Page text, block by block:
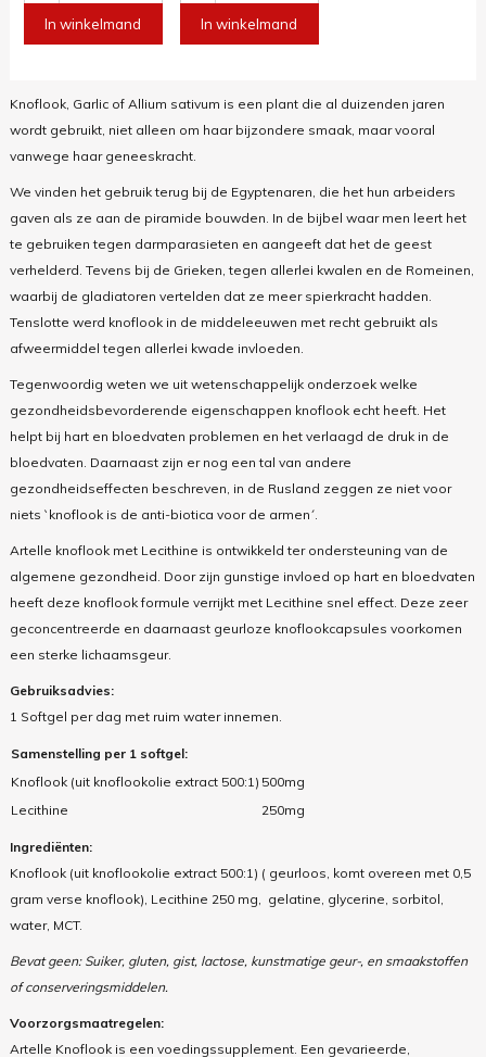
In winkelmand In winkelmand
Knoflook, Garlic of Allium sativum is een plant die al duizenden jaren
wordt gebruikt, niet alleen om haar bijzondere smaak, maar vooral
vanwege haar geneeskracht.
We vinden het gebruik terug bij de Egyptenaren, die het hun arbeiders
gaven als ze aan de piramide bouwden. In de bijbel waar men leert het
te gebruiken tegen darmparasieten en aangeeft dat het de geest
verhelderd. Tevens bij de Grieken, tegen allerlei kwalen en de Romeinen,
waarbij de gladiatoren vertelden dat ze meer spierkracht hadden.
Tenslotte werd knoflook in de middeleeuwen met recht gebruikt als
afweermiddel tegen allerlei kwade invloeden.
Tegenwoordig weten we uit wetenschappelijk onderzoek welke
gezondheidsbevorderende eigenschappen knoflook echt heeft. Het
helpt bij hart en bloedvaten problemen en het verlaagd de druk in de
bloedvaten. Daarnaast zijn er nog een tal van andere
gezondheidseffecten beschreven, in de Rusland zeggen ze niet voor
niets `knoflook is de anti-biotica voor de armen´.
Artelle knoflook met Lecithine is ontwikkeld ter ondersteuning van de
algemene gezondheid. Door zijn gunstige invloed op hart en bloedvaten
heeft deze knoflook formule verrijkt met Lecithine snel effect. Deze zeer
geconcentreerde en daarnaast geurloze knoflookcapsules voorkomen
een sterke lichaamsgeur.
Gebruiksadvies:
1 Softgel per dag met ruim water innemen.
Samenstelling per 1 softgel:
Knoflook (uit knoflookolie extract 500:1) 500mg
Lecithine
250mg
Ingrediënten:
Knoflook (uit knoflookolie extract 500:1) ( geurloos, komt overeen met 0,5
gram verse knoflook), Lecithine 250 mg, gelatine, glycerine, sorbitol,
water, MCT.
Bevat geen: Suiker, gluten, gist, lactose, kunstmatige geur-, en smaakstoffen
of conserveringsmiddelen.
Voorzorgsmaatregelen:
Artelle Knoflook is een voedingssupplement. Een gevarieerde,